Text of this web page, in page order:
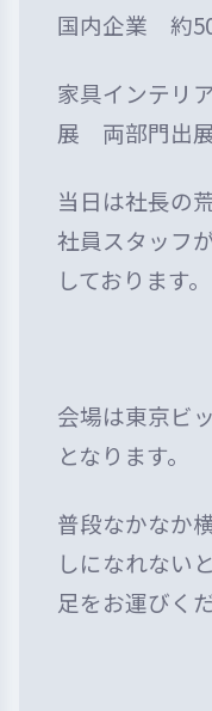
国内企業 約
家具インテリ
展 両部門出展
当日は社長の
社員スタッフ
しております。
会場は東京ビ
となります。
普段なかなか
しになれない
足をお運びく